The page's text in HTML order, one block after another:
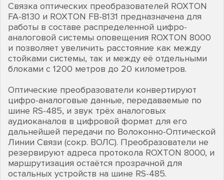
Связка оптических преобразователей ROXTON
FA-8130 и ROXTON FB-8131 предназначена для
работы в составе распределенной цифро-
аналоговой системы оповещения ROXTON 8000
и позволяет увеличить расстояние как между
стойками системы, так и между её отдельными
блоками с 1200 метров до 20 километров.
Оптические преобразователи конвертируют
цифро-аналоговые данные, передаваемые по
шине RS-485, и звук трёх аналоговых
аудиоканалов в цифровой формат для его
дальнейшей передачи по Волоконно-Оптической
Линии Связи (сокр. ВОЛС). Преобразователи не
резервируют адреса протокола ROXTON 8000, и
маршрутизация остаётся прозрачной для
остальных устройств на шине RS-485.